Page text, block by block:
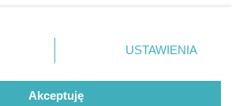
przycisk ustawień prywatności
dolnym rogu strony
danych nie wymagają zgody
prawo sprzeciwić się takiemu
USTAWIENIA
Akceptuję